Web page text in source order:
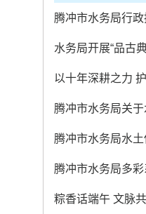
腾冲市水务局行
水务局开展“品古
以十年深耕之力
腾冲市水务局关
腾冲市水务局水
腾冲市水务局多彩
粽香话端午 文脉